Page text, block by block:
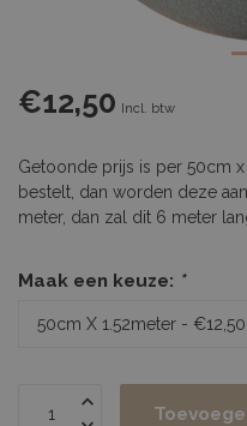
€12,50 Incl. btw
Getoonde prijs is per 50cm
bestelt, dan worden deze
meter, dan zal dit 6 meter
Maak een keuze: *